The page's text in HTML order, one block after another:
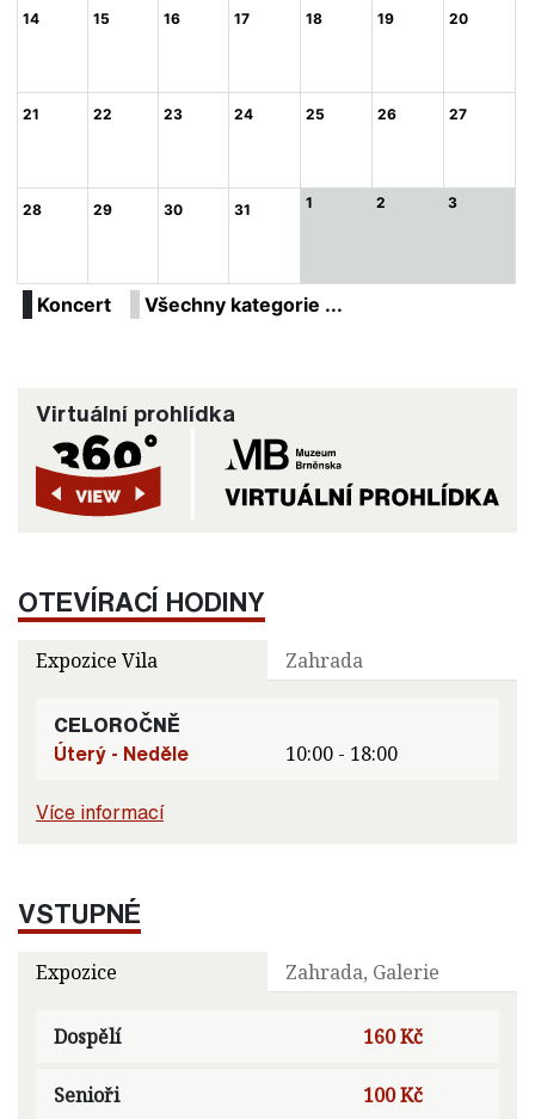
14 15 16 17 18 19 20
21 22 23 24 25 26 27
28 29 30 31 1 2 3
Koncert Všechny kategorie ...
Virtuální prohlídka
OTEVÍRACÍ HODINY
Expozice Vila Zahrada
CELOROČNĚ
Úterý - Neděle
10:00 - 18:00
Více informací
VSTUPNÉ
Expozice Zahrada, Galerie
Dospělí 160 Kč
Senioři 100 Kč